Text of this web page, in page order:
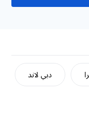
دبي لاند